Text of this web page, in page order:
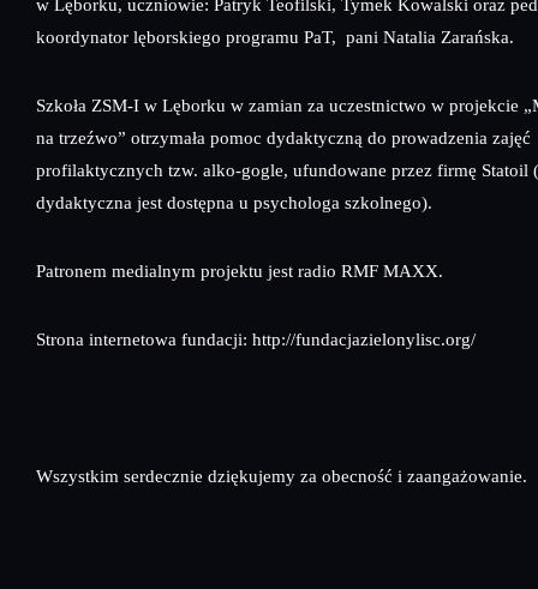
w Lęborku, uczniowie: Patryk Teofilski, Tymek Kowalski oraz
koordynator lęborskiego programu PaT, pani Natalia Zarańska.
Szkoła ZSM-I w Lęborku w zamian za uczestnictwo w projekcie
na trzeźwo” otrzymała pomoc dydaktyczną do prowadzenia zajęć
profilaktycznych tzw. alko-gogle, ufundowane przez firmę Statoil
dydaktyczna jest dostępna u psychologa szkolnego).
Patronem medialnym projektu jest radio RMF MAXX.
Strona internetowa fundacji: http://fundacjazielonylisc.org/
Wszystkim serdecznie dziękujemy za obecność i zaangażowanie.